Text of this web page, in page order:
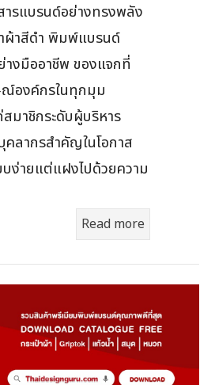
ารแบรนด์อย่างทรงพลัง
ผ้าสีดำ พิมพ์แบรนด์
างมืออาชีพ ของแจกที่
องค์กรในทุกมุม
มาชิกระดับผู้บริหาร
ลากรสำคัญในโอกาส
ง่ายแต่แฝงไปด้วยความ
Read more